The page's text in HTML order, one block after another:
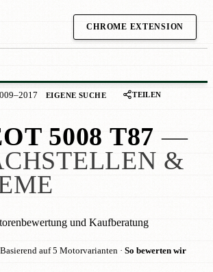
CHROME EXTENSION
EIGENE SUCHE TEILEN
5008 T87 —
&
und Kaufberatung
auf 5 Motorvarianten · So bewerten wir